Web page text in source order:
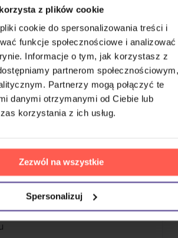
z plików cookie
cookie do spersonalizowania treści i
funkcje społecznościowe i analizować
Informacje o tym, jak korzystasz z
partnerom społecznościowym,
Partnerzy mogą połączyć te
danymi otrzymanymi od Ciebie lub
korzystania z ich usług.
Zezwól na wszystkie
Spersonalizuj
KTOWN4U i oferuje dodatki
wydania.
w składzie znaleźli się Hongjoong,
Yeosang, San, Mingi, Wooyoung i